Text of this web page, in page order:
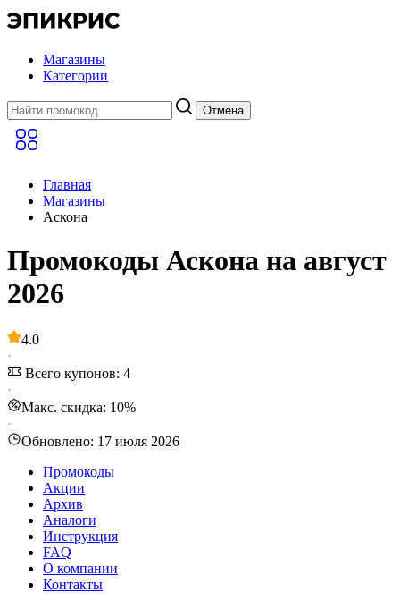
Магазины
Категории
Отмена
Главная
Магазины
Аскона
Промокоды Аскона на август
2026
4.0
·
Всего купонов: 4
·
Макс. скидка: 10%
·
Обновлено: 17 июля 2026
Промокоды
Акции
Архив
Аналоги
Инструкция
FAQ
О компании
Контакты